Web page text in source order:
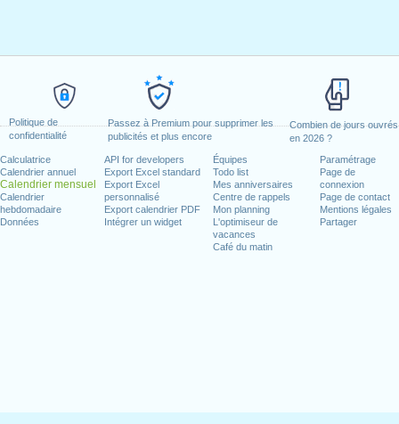
Politique de
confidentialité
Passez à Premium pour supprimer les
publicités et plus encore
Combien de jours ouvrés
en 2026 ?
Calculatrice
Calendrier annuel
Calendrier mensuel
Calendrier
hebdomadaire
Données
API for developers
Export Excel standard
Export Excel
personnalisé
Export calendrier PDF
Intégrer un widget
Équipes
Todo list
Mes anniversaires
Centre de rappels
Mon planning
L'optimiseur de
vacances
Café du matin
Paramétrage
Page de
connexion
Page de contact
Mentions légales
Partager